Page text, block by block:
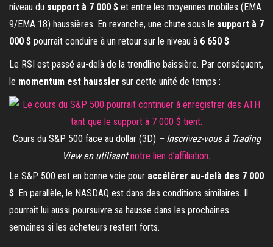
niveau du support à 7 000 $ et entre les moyennes mobiles (EMA
9/EMA 18) haussières. En revanche, une chute sous le support à 7
000 $ pourrait conduire à un retour sur le niveau à 6 650 $.
Le RSI est passé au-delà de la trendline baissière. Par conséquent,
le momentum est haussier sur cette unité de temps :
Cours du S&P 500 face au dollar (3D) – Inscrivez-vous à Trading
View en utilisantnotre lien d’affiliation.
Le S&P 500 est en bonne voie pour accélérer au-delà des 7 000
$. En parallèle, le NASDAQ est dans des conditions similaires. Il
pourrait lui aussi poursuivre sa hausse dans les prochaines
semaines si les acheteurs restent forts.